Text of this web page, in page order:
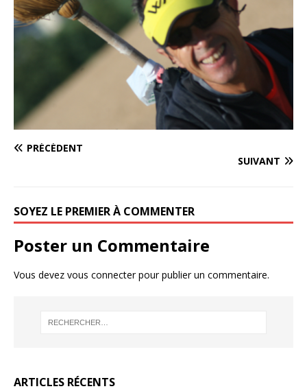
PRÉCÉDENT
SUIVANT
SOYEZ LE PREMIER À COMMENTER
Poster un Commentaire
Vous devez vous connecterpour publier un commentaire.
ARTICLES RÉCENTS